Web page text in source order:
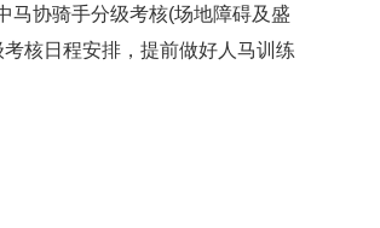
马协骑手分级考核(场地障碍及盛
核日程安排，提前做好人马训练